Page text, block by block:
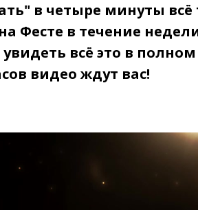
в четыре минуты всё
Фесте в течение
всё это в
видео ждут вас!